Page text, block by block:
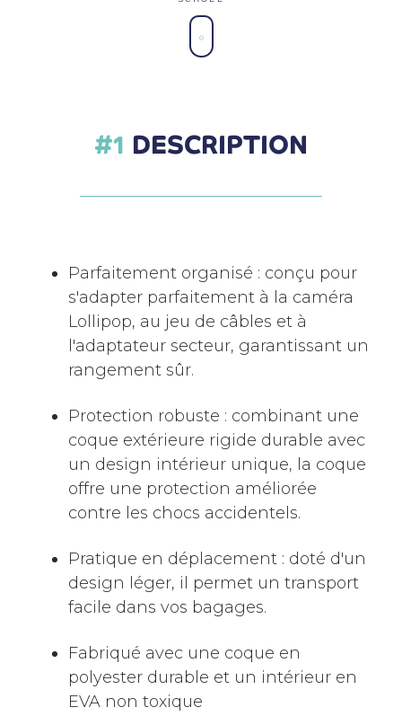
DESCRIPTION
Parfaitement organisé : conçu pour
s'adapter parfaitement à la caméra
Lollipop, au jeu de câbles et à
l'adaptateur secteur, garantissant un
rangement sûr.
Protection robuste : combinant une
coque extérieure rigide durable avec
un design intérieur unique, la coque
offre une protection améliorée
contre les chocs accidentels.
Pratique en déplacement : doté d'un
design léger, il permet un transport
facile dans vos bagages.
Fabriqué avec une coque en
polyester durable et un intérieur en
EVA non toxique